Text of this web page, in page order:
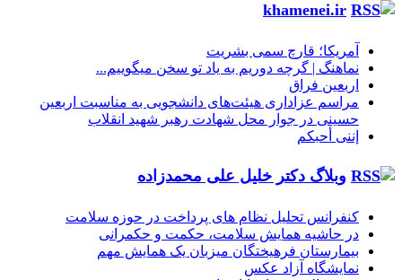
khamenei.ir
آمریکا؛ قارچ سمی بشریت
نماهنگ |‌ گرچه دوریم به یاد تو سخن میگوییم...
اربعین فراق
مراسم عزاداری هیئت‌های دانشجویی به مناسبت اربعین
حسینی در جوار محل شهادت رهبر شهید انقلاب
إننی أحبکم
وبلاگ دکتر خلیل علی محمدزاده
کنفرانس تحلیل نظام های پرداخت در حوزه سلامت
در حاشیه همایش سلامت، حکمت و حکمرانی
بیمارستان فرهیختگان میزبان یک همایش مهم
نمایشگاه آزاد عکس